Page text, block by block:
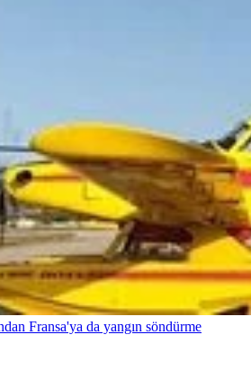
Fransa'ya da yangın söndürme